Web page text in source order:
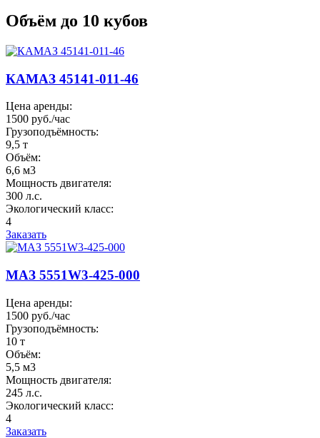
Объём до 10 кубов
КАМАЗ 45141-011-46
Цена аренды:
1500 руб./час
Грузоподъёмность:
9,5 т
Объём:
6,6 м3
Мощность двигателя:
300 л.с.
Экологический класс:
4
Заказать
МАЗ 5551W3-425-000
Цена аренды:
1500 руб./час
Грузоподъёмность:
10 т
Объём:
5,5 м3
Мощность двигателя:
245 л.с.
Экологический класс:
4
Заказать